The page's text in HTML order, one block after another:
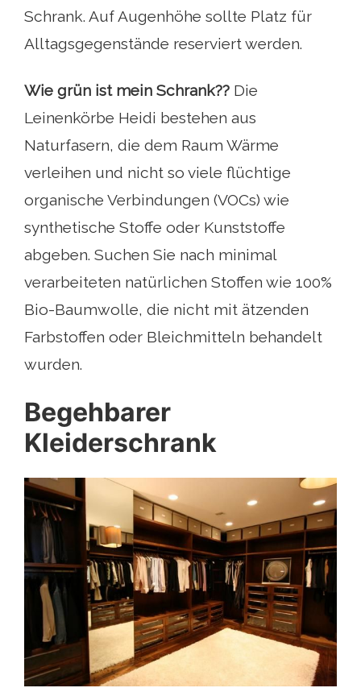
Schrank. Auf Augenhöhe sollte Platz für
Alltagsgegenstände reserviert werden.
Wie grün ist mein Schrank?? Die
Leinenkörbe Heidi bestehen aus
Naturfasern, die dem Raum Wärme
verleihen und nicht so viele flüchtige
organische Verbindungen (VOCs) wie
synthetische Stoffe oder Kunststoffe
abgeben. Suchen Sie nach minimal
verarbeiteten natürlichen Stoffen wie 100%
Bio-Baumwolle, die nicht mit ätzenden
Farbstoffen oder Bleichmitteln behandelt
wurden.
Begehbarer
Kleiderschrank